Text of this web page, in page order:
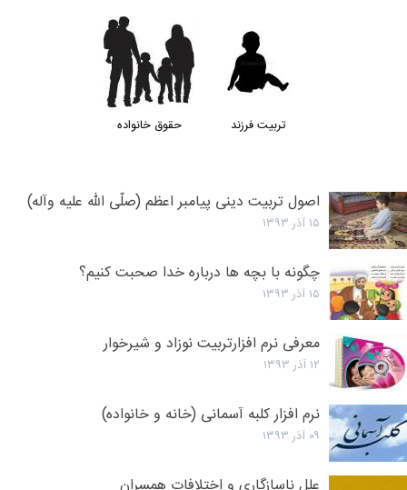
تربیت فرزند حقوق خانواده
اصول تربیت دینی پیامبر اعظم (صلّی الله علیه وآله)
۱۵ آذر ۱۳۹۳
چگونه با بچه ها درباره خدا صحبت کنیم؟
۱۵ آذر ۱۳۹۳
معرفی نرم افزارتربیت نوزاد و شیرخوار
۱۲ آذر ۱۳۹۳
نرم افزار کلبه آسمانی (خانه و خانواده)
۰۹ آذر ۱۳۹۳